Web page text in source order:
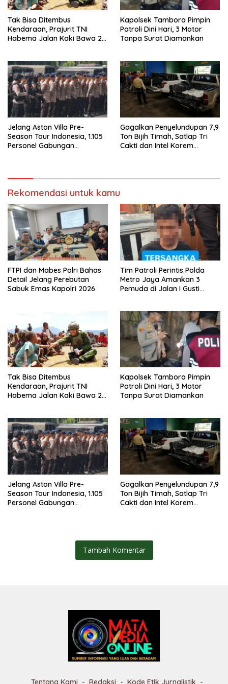
Tak Bisa Ditembus
Kendaraan, Prajurit TNI
Habema Jalan Kaki Bawa 2
Kapolsek Tambora Pimpin
Patroli Dini Hari, 3 Motor
Tanpa Surat Diamankan
Jelang Aston Villa Pre-
Season Tour Indonesia, 1.105
Personel Gabungan
Gagalkan Penyelundupan 7,9
Ton Bijih Timah, Satlap Tri
Cakti dan Intel Korem
Rekomendasi untuk kamu
FTPI dan Mabes Polri Bahas
Detail Jelang Perebutan
Sabuk Emas Kapolri 2026
Tim Patroli Perintis Polda
Metro Jaya Amankan 3
Pemuda di Jalan I Gusti
Tak Bisa Ditembus
Kendaraan, Prajurit TNI
Habema Jalan Kaki Bawa 2
Kapolsek Tambora Pimpin
Patroli Dini Hari, 3 Motor
Tanpa Surat Diamankan
Jelang Aston Villa Pre-
Season Tour Indonesia, 1.105
Personel Gabungan
Gagalkan Penyelundupan 7,9
Ton Bijih Timah, Satlap Tri
Cakti dan Intel Korem
Tambah Komentar
Tentang Kami Redaksi Kode Etik Jurnalistik